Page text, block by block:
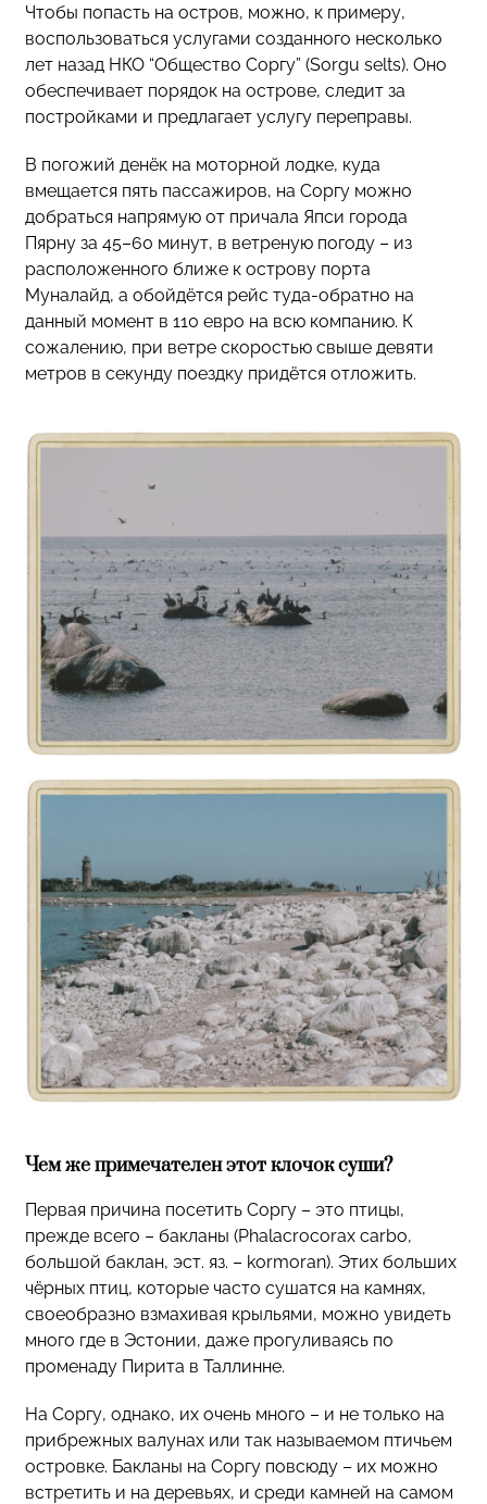
Чтобы попасть на остров, можно, к примеру,
воспользоваться услугами созданного несколько
лет назад НКО “Общество Соргу” (Sorgu selts). Оно
обеспечивает порядок на острове, следит за
постройками и предлагает услугу переправы.
В погожий денёк на моторной лодке, куда
вмещается пять пассажиров, на Соргу можно
добраться напрямую от причала Япси города
Пярну за 45–60 минут, в ветреную погоду – из
расположенного ближе к острову порта
Муналайд, а обойдётся рейс туда-обратно на
данный момент в 110 евро на всю компанию. К
сожалению, при ветре скоростью свыше девяти
метров в секунду поездку придётся отложить.
Чем же примечателен этот клочок суши?
Первая причина посетить Соргу – это птицы,
прежде всего – бакланы (Phalacrocorax carbo,
большой баклан, эст. яз. – kormoran). Этих больших
чёрных птиц, которые часто сушатся на камнях,
своеобразно взмахивая крыльями, можно увидеть
много где в Эстонии, даже прогуливаясь по
променаду Пирита в Таллинне.
На Соргу, однако, их очень много – и не только на
прибрежных валунах или так называемом птичьем
островке. Бакланы на Соргу повсюду – их можно
встретить и на деревьях, и среди камней на самом